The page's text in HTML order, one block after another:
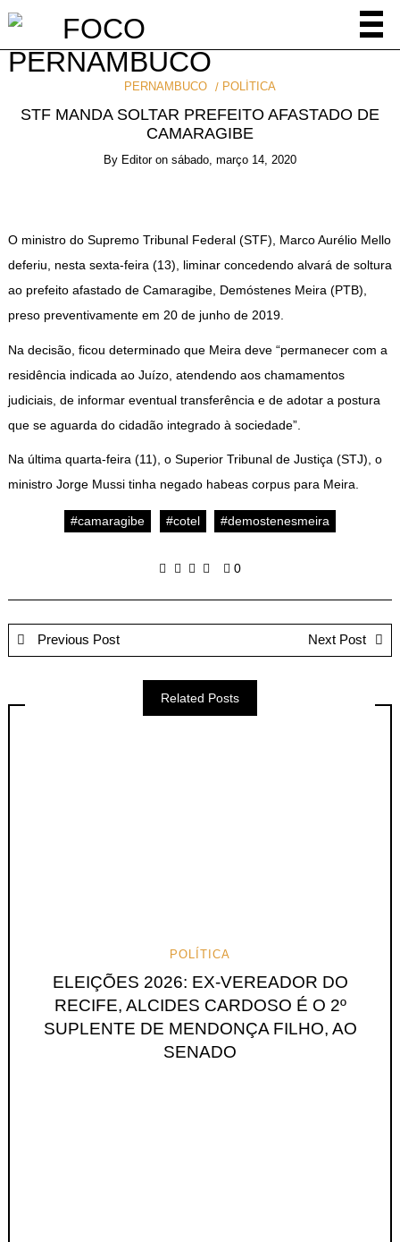
PERNAMBUCO POLÍTICA
STF MANDA SOLTAR PREFEITO AFASTADO DE
CAMARAGIBE
By Editor on sábado, março 14, 2020
O ministro do Supremo Tribunal Federal (STF), Marco Aurélio Mello
deferiu, nesta sexta-feira (13), liminar concedendo alvará de soltura
ao prefeito afastado de Camaragibe, Demóstenes Meira (PTB),
preso preventivamente em 20 de junho de 2019.
Na decisão, ficou determinado que Meira deve “permanecer com a
residência indicada ao Juízo, atendendo aos chamamentos
judiciais, de informar eventual transferência e de adotar a postura
que se aguarda do cidadão integrado à sociedade”.
Na última quarta-feira (11), o Superior Tribunal de Justiça (STJ), o
ministro Jorge Mussi tinha negado habeas corpus para Meira.
#camaragibe #cotel #demostenesmeira
0
Previous Post Next Post
Related Posts
POLÍTICA
ELEIÇÕES 2026: EX-VEREADOR DO
RECIFE, ALCIDES CARDOSO É O 2º
SUPLENTE DE MENDONÇA FILHO, AO
SENADO